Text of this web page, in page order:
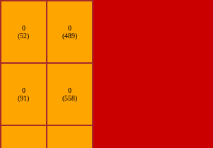
0
(52)
0
(489)
0
(91)
0
(558)